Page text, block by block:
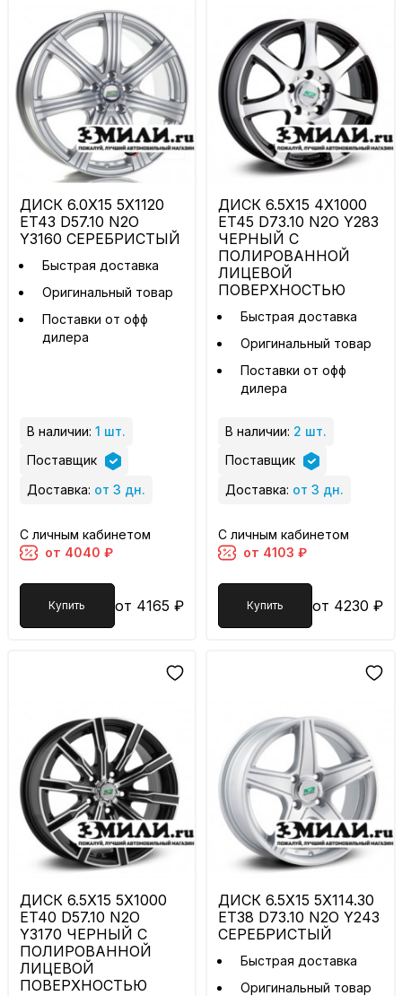
ДИСК 6.0X15 5X1120
ET43 D57.10 N2O
Y3160 СЕРЕБРИСТЫЙ
Быстрая доставка
Оригинальный товар
Поставки от офф
дилера
В наличии: 1 шт.
Поставщик
Доставка: от 3 дн.
С личным кабинетом
от 4040 ₽
Купить от 4165 ₽
ДИСК 6.5X15 4X1000
ET45 D73.10 N2O Y283
ЧЕРНЫЙ С
ПОЛИРОВАННОЙ
ЛИЦЕВОЙ
ПОВЕРХНОСТЬЮ
Быстрая доставка
Оригинальный товар
Поставки от офф
дилера
В наличии: 2 шт.
Поставщик
Доставка: от 3 дн.
С личным кабинетом
от 4103 ₽
Купить от 4230 ₽
ДИСК 6.5X15 5X1000
ET40 D57.10 N2O
Y3170 ЧЕРНЫЙ С
ПОЛИРОВАННОЙ
ЛИЦЕВОЙ
ПОВЕРХНОСТЬЮ
ДИСК 6.5X15 5X114.30
ET38 D73.10 N2O Y243
СЕРЕБРИСТЫЙ
Быстрая доставка
Оригинальный товар